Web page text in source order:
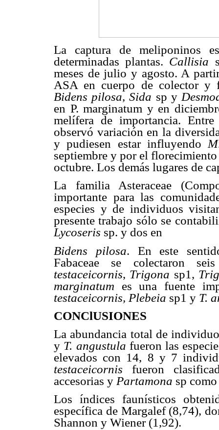
La captura de meliponinos
determinadas plantas. Callisia
meses de julio y agosto. A
ASA en cuerpo de colector y
Bidens pilosa,Sida sp y
en P. marginatum y en
melífera de importancia.
observó variación en la
y pudiesen estar influyendo
septiembre y por el
octubre. Los demás lugares de
La familia Asteraceae
importante para las
especies y de individuos
presente trabajo sólo se
Lycoseris sp. y dos en
Bidens pilosa. En este
Fabaceae se colectaron
testaceicornis, Trigona sp1,
marginatum es una fuente
testaceicornis, Plebeia sp1 y T.
CONClUSIONES
La abundancia total de
y T. angustula fueron las
elevados con 14, 8 y 7
testaceicornis fueron
accesorias y Partamona sp
Los índices faunísticos
específica de Margalef (8,74),
Shannon y Wiener (1,92).